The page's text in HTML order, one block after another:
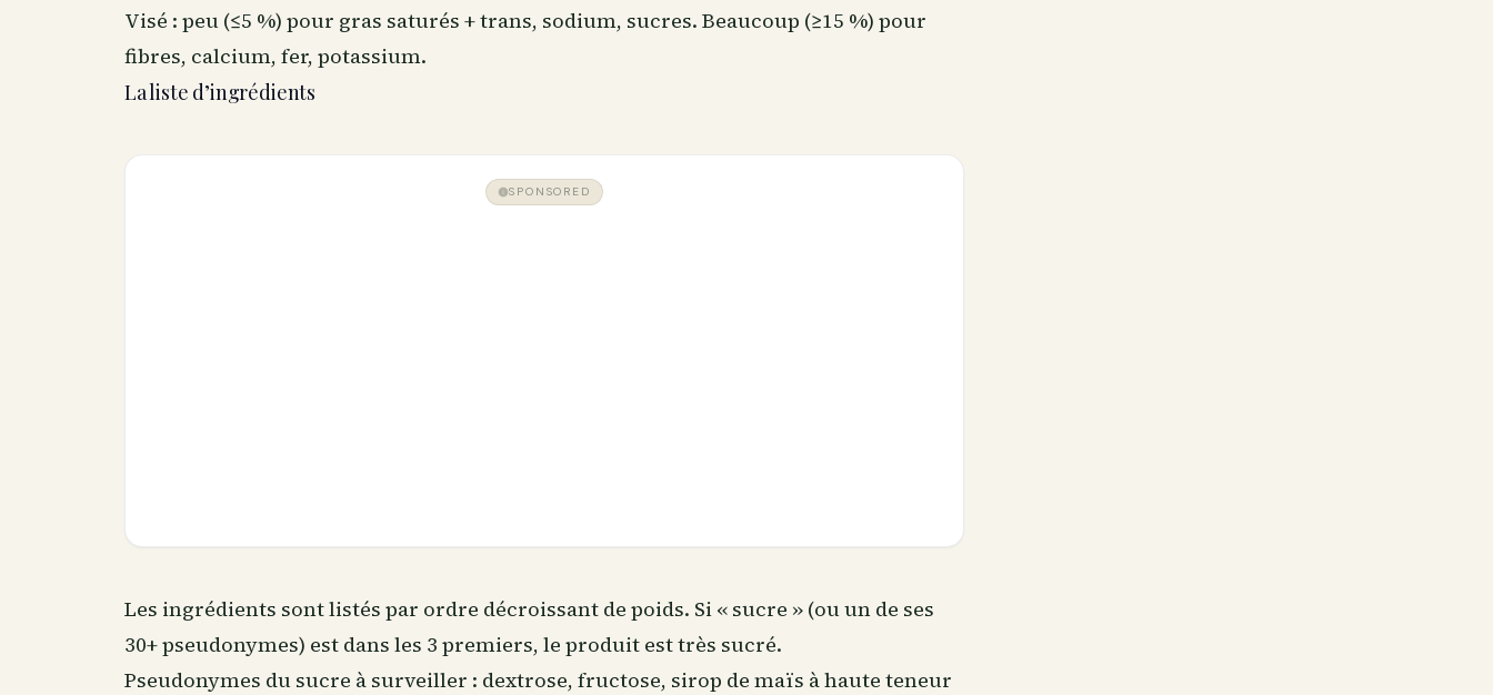
Visé : peu (≤5 %) pour gras saturés + trans, sodium, sucres. Beaucoup (≥15 %) pour
fibres, calcium, fer, potassium.
La liste d’ingrédients
SPONSORED
Les ingrédients sont listés par ordre décroissant de poids. Si « sucre » (ou un de ses
30+ pseudonymes) est dans les 3 premiers, le produit est très sucré.
Pseudonymes du sucre à surveiller : dextrose, fructose, sirop de maïs à haute teneur